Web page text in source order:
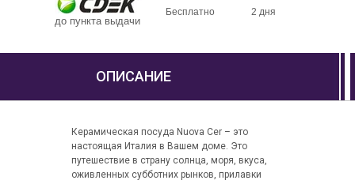
до пункта выдачи
Бесплатно 2 дня
ОПИСАНИЕ
Керамическая посуда Nuova Cer – это
настоящая Италия в Вашем доме. Это
путешествие в страну солнца, моря, вкуса,
оживленных субботних рынков, прилавки